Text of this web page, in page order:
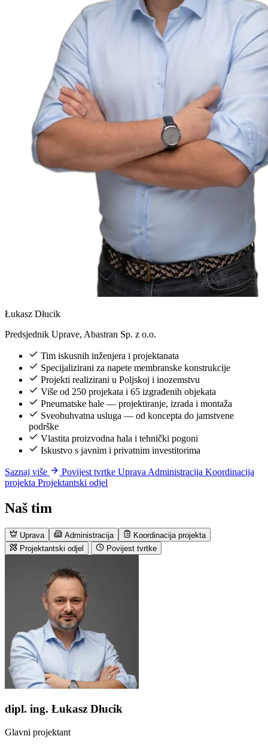
Łukasz Dłucik
Predsjednik Uprave, Abastran Sp. z o.o.
Tim iskusnih inženjera i projektanata
Specijalizirani za napete membranske konstrukcije
Projekti realizirani u Poljskoj i inozemstvu
Više od 250 projekata i 65 izgrađenih objekata
Pneumatske hale — projektiranje, izrada i montaža
Sveobuhvatna usluga — od koncepta do jamstvene
podrške
Vlastita proizvodna hala i tehnički pogoni
Iskustvo s javnim i privatnim investitorima
Saznaj više Povijest tvrtke Uprava Administracija Koordinacija
projekta Projektantski odjel
Naš tim
Uprava Administracija
Koordinacija projekta
Projektantski odjel
Povijest tvrtke
dipl. ing. Łukasz Dłucik
Glavni projektant